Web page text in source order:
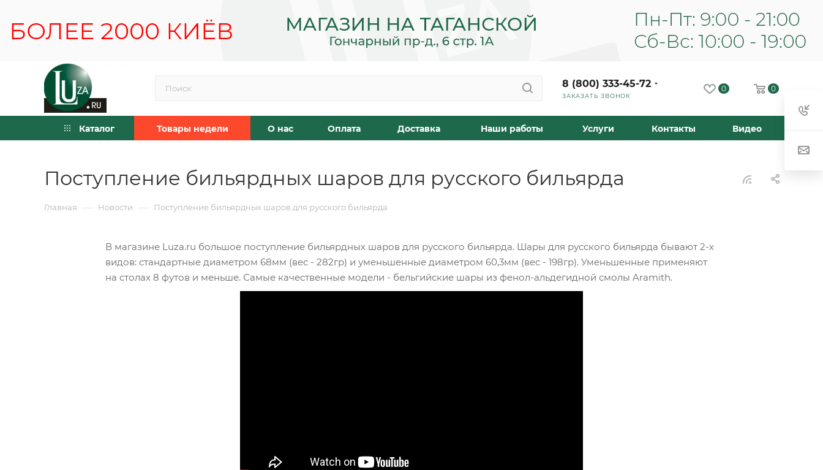
8 (800) 333-45-72
ЗАКАЗАТЬ ЗВОНОК
0 0
Каталог Товары недели О нас Оплата Доставка Наши работы Услуги Контакты Видео
Поступление бильярдных шаров для русского бильярда
Главная — Новости — Поступление бильярдных шаров для русского бильярда
В магазине Luza.ru большое поступление бильярдных шаров для русского бильярда. Шары для русского бильярда бывают 2-х
видов: стандартные диаметром 68мм (вес - 282гр) и уменьшенные диаметром 60,3мм (вес - 198гр). Уменьшенные применяют
на столах 8 футов и меньше. Самые качественные модели - бельгийские шары из фенол-альдегидной смолы Aramith.